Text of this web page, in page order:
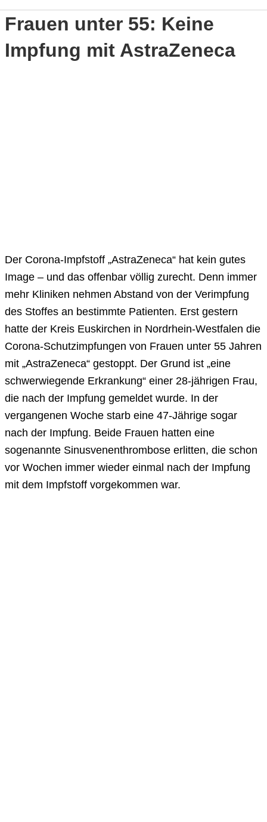
Frauen unter 55: Keine
Impfung mit AstraZeneca
Der Corona-Impfstoff „AstraZeneca“ hat kein gutes
Image – und das offenbar völlig zurecht. Denn immer
mehr Kliniken nehmen Abstand von der Verimpfung
des Stoffes an bestimmte Patienten. Erst gestern
hatte der Kreis Euskirchen in Nordrhein-Westfalen die
Corona-Schutzimpfungen von Frauen unter 55 Jahren
mit „AstraZeneca“ gestoppt. Der Grund ist „eine
schwerwiegende Erkrankung“ einer 28-jährigen Frau,
die nach der Impfung gemeldet wurde. In der
vergangenen Woche starb eine 47-Jährige sogar
nach der Impfung. Beide Frauen hatten eine
sogenannte Sinusvenenthrombose erlitten, die schon
vor Wochen immer wieder einmal nach der Impfung
mit dem Impfstoff vorgekommen war.